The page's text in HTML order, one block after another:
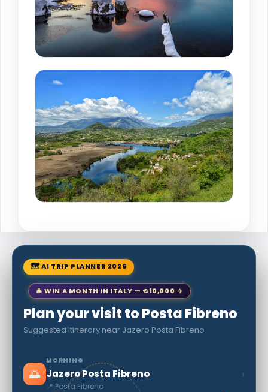
🗺 AI TRIP PLANNER 2026
🎄 WIN A MONTH IN ITALY — €10,000 →
Plan your visit to Posta Fibreno
Suggested itinerary near Jazero Posta Fibreno
🌅
MORNING
Jazero Posta Fibreno
📍 Posta Fibreno
›